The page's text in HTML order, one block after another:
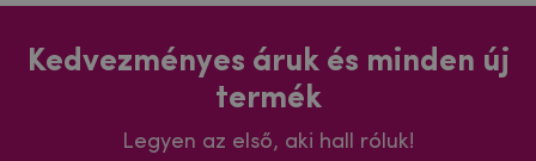
Kedvezményes áruk és minden új
termék
Legyen az első, aki hall róluk!